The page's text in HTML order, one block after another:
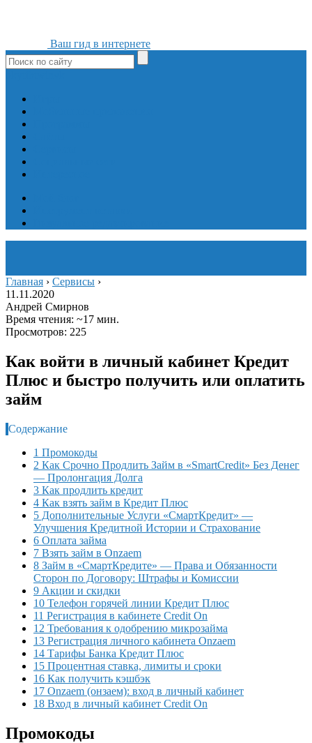
Ваш гид в интернете
Главная › Сервисы ›
11.11.2020
Андрей Смирнов
Время чтения: ~17 мин.
Просмотров: 225
Как войти в личный кабинет Кредит
Плюс и быстро получить или оплатить
займ
Содержание
1 Промокоды
2 Как Срочно Продлить Займ в «SmartCredit» Без Денег
— Пролонгация Долга
3 Как продлить кредит
4 Как взять займ в Кредит Плюс
5 Дополнительные Услуги «СмартКредит» —
Улучшения Кредитной Истории и Страхование
6 Оплата займа
7 Взять займ в Onzaem
8 Займ в «СмартКредите» — Права и Обязанности
Сторон по Договору: Штрафы и Комиссии
9 Акции и скидки
10 Телефон горячей линии Кредит Плюс
11 Регистрация в кабинете Credit On
12 Требования к одобрению микрозайма
13 Регистрация личного кабинета Onzaem
14 Тарифы Банка Кредит Плюс
15 Процентная ставка, лимиты и сроки
16 Как получить кэшбэк
17 Onzaem (онзаем): вход в личный кабинет
18 Вход в личный кабинет Credit On
Промокоды